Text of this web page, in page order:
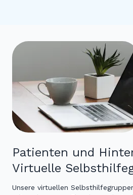
Patienten und
Virtuelle
Unsere virtuellen